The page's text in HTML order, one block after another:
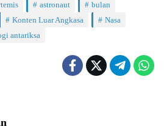
astronaut
bulan
Konten Luar Angkasa
Nasa
antariksa